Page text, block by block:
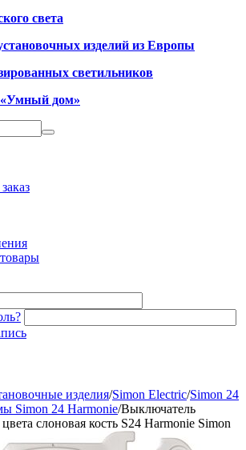
света
изделий из Европы
светильников
«Умный дом»
изделия/Simon Electric/Simon 24
Simon 24 Harmonie/Выключатель
слоновая кость S24 Harmonie Simon